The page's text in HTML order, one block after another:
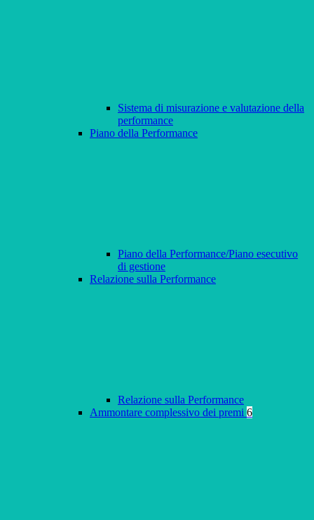
Sistema di misurazione e valutazione della
performance
Piano della Performance
Piano della Performance/Piano esecutivo
di gestione
Relazione sulla Performance
Relazione sulla Performance
Ammontare complessivo dei premi 6